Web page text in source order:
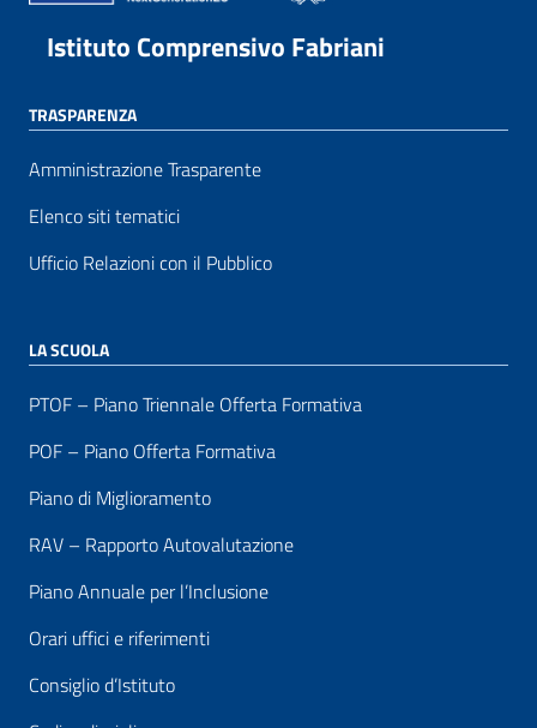
Istituto Comprensivo Fabriani
TRASPARENZA
Amministrazione Trasparente
Elenco siti tematici
Ufficio Relazioni con il Pubblico
LA SCUOLA
PTOF – Piano Triennale Offerta Formativa
POF – Piano Offerta Formativa
Piano di Miglioramento
RAV – Rapporto Autovalutazione
Piano Annuale per l’Inclusione
Orari uffici e riferimenti
Consiglio d’Istituto